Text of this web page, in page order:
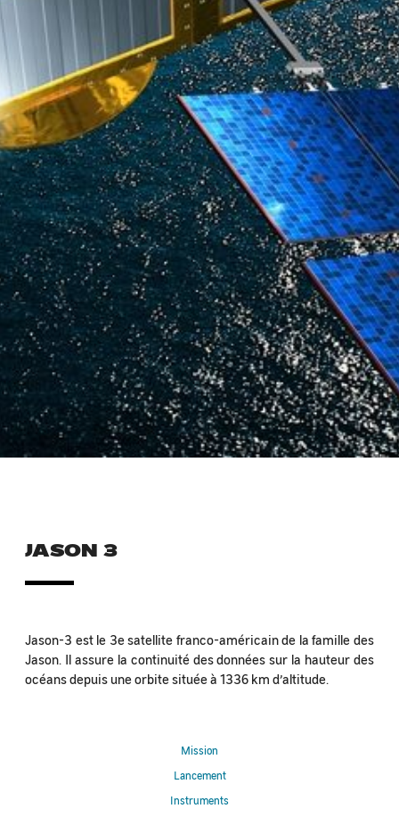
JASON 3
Jason-3 est le 3e satellite franco-américain de la famille des
Jason. Il assure la continuité des données sur la hauteur des
océans depuis une orbite située à 1336 km d’altitude.
Mission
Lancement
Instruments